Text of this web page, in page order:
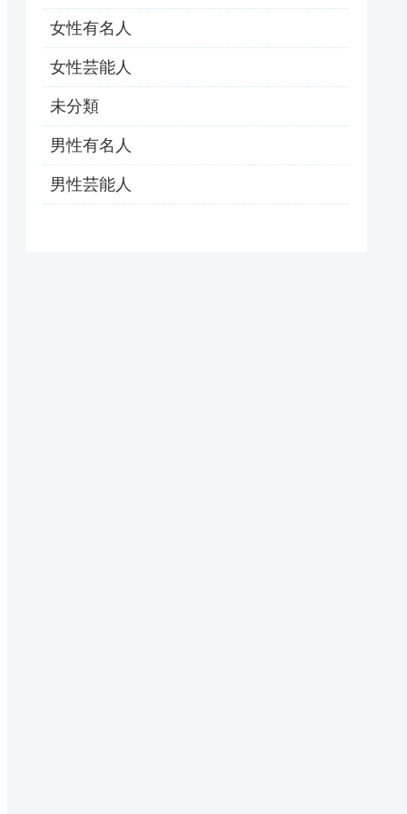
女性有名人
女性芸能人
未分類
男性有名人
男性芸能人